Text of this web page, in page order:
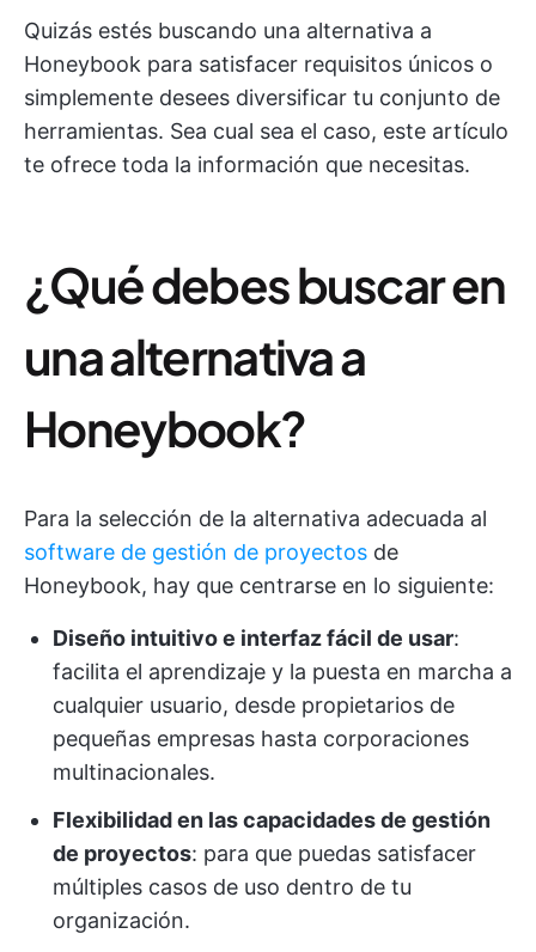
Quizás estés buscando una alternativa a
Honeybook para satisfacer requisitos únicos o
simplemente desees diversificar tu conjunto de
herramientas. Sea cual sea el caso, este artículo
te ofrece toda la información que necesitas.
¿Qué debes buscar en
una alternativa a
Honeybook?
Para la selección de la alternativa adecuada al
software de gestión de proyectos de
Honeybook, hay que centrarse en lo siguiente:
Diseño intuitivo e interfaz fácil de usar:
facilita el aprendizaje y la puesta en marcha a
cualquier usuario, desde propietarios de
pequeñas empresas hasta corporaciones
multinacionales.
Flexibilidad en las capacidades de gestión
de proyectos: para que puedas satisfacer
múltiples casos de uso dentro de tu
organización.